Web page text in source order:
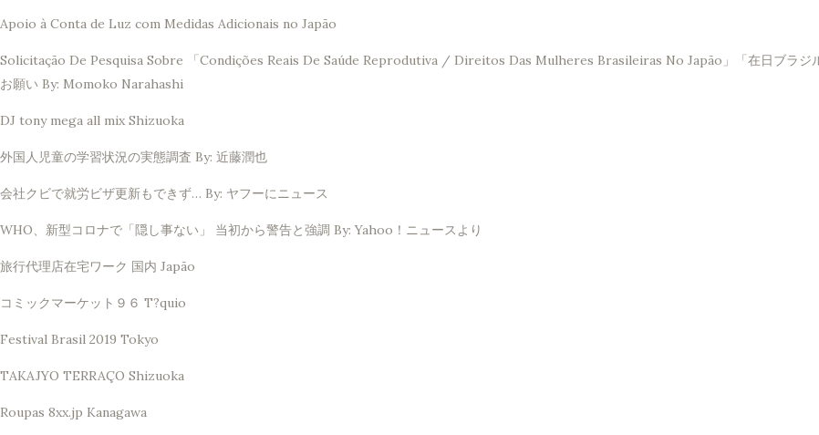
Apoio à Conta de Luz com Medidas Adicionais no Japão
Solicitação De Pesquisa Sobre 「Condições Reais De Saúde Reprodutiva / Direitos Das Mulheres Brasileiras No Japão」「在日ブラジ
お願い By: Momoko Narahashi
DJ tony mega all mix Shizuoka
外国人児童の学習状況の実態調査 By: 近藤潤也
会社クビで就労ビザ更新もできず… By: ヤフーにニュース
WHO、新型コロナで「隠し事ない」 当初から警告と強調 By: Yahoo！ニュースより
旅行代理店在宅ワーク 国内 Japão
コミックマーケット９６ T?quio
Festival Brasil 2019 Tokyo
TAKAJYO TERRAÇO Shizuoka
Roupas 8xx.jp Kanagawa